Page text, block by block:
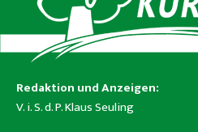
Redaktion und Anzeigen:
V. i. S. d. P. Klaus Seuling